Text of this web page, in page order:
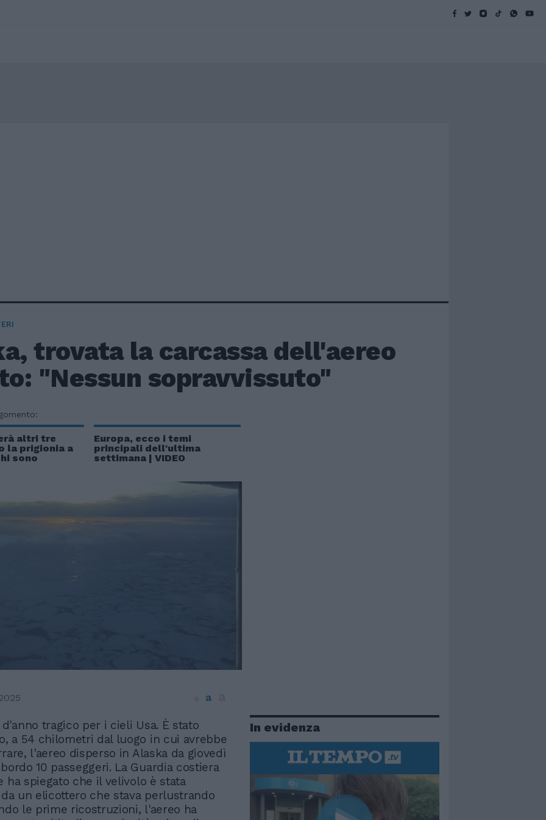
trovata la carcassa dell'aereo
"Nessun sopravvissuto"
altri tre
la prigionia a
sono
Europa, ecco i temi
principali dell'ultima
settimana | VIDEO
a
tragico per i cieli Usa. È stato
a 54 chilometri dal luogo in cui avrebbe
l'aereo disperso in Alaska da giovedì
10 passeggeri. La Guardia costiera
ha spiegato che il velivolo è stata
un elicottero che stava perlustrando
le prime ricostruzioni, l'aereo ha
In evidenza